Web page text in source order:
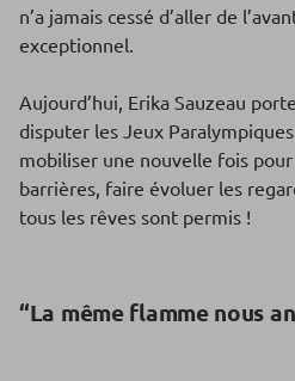
n’a jamais cessé d’aller de
exceptionnel.
Aujourd’hui, Erika Sauzeau
disputer les Jeux
mobiliser une nouvelle fois
barrières, faire évoluer les
tous les rêves sont permis !
“La même flamme nous